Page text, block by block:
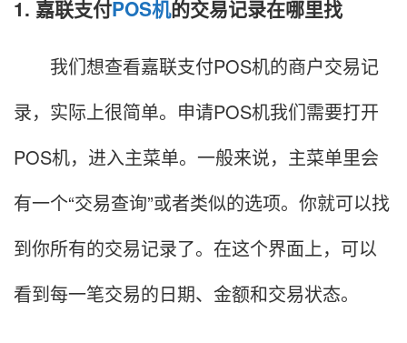
1. 嘉联支付POS机的交易记录在哪里找
我们想查看嘉联支付POS机的商户交易记
录，实际上很简单。申请POS机我们需要打开
POS机，进入主菜单。一般来说，主菜单里会
有一个“交易查询”或者类似的选项。你就可以找
到你所有的交易记录了。在这个界面上，可以
看到每一笔交易的日期、金额和交易状态。